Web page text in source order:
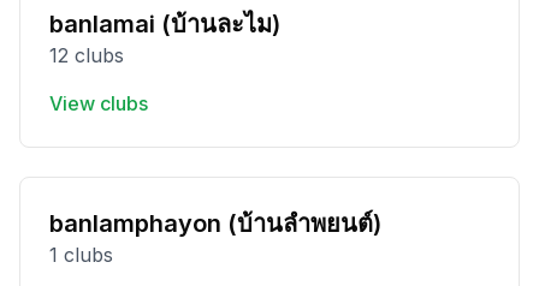
banlamai (บ้านละไม)
12 clubs
View clubs
banlamphayon (บ้านลำพยนต์)
1 clubs